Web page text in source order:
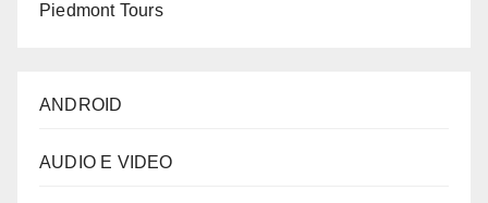
Piedmont Tours
ANDROID
AUDIO E VIDEO